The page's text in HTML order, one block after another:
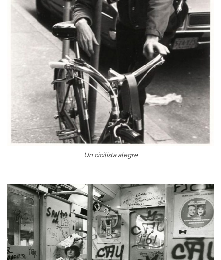
Un cicilista alegre